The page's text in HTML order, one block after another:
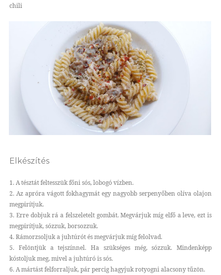
chili
Elkészítés
1. A tésztát feltesszük főni sós, lobogó vízben.
2. Az apróra vágott fokhagymát egy nagyobb serpenyőben olíva olajon
megpirítjuk.
3. Erre dobjuk rá a felszeletelt gombát. Megvárjuk míg elfő a leve, ezt is
megpirítjuk, sózzuk, borsozzuk.
4. Rámorzsoljuk a juhtúrót és megvárjuk míg felolvad.
5. Felöntjük a tejszínnel. Ha szükséges még, sózzuk. Mindenképp
kóstoljuk meg, mivel a juhtúró is sós.
6. A mártást felforraljuk, pár percig hagyjuk rotyogni alacsony tűzön.